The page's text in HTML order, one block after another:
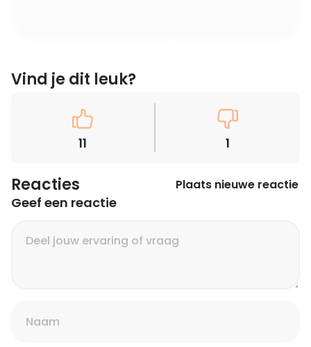
Vind je dit leuk?
11 1
Reacties Plaats nieuwe reactie
Geef een reactie